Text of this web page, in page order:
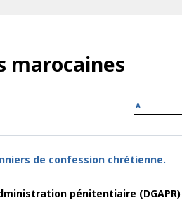
marocaines
A
de confession chrétienne.
pénitentiaire